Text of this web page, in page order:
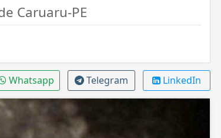
Caruaru-PE
Whatsapp Telegram LinkedIn